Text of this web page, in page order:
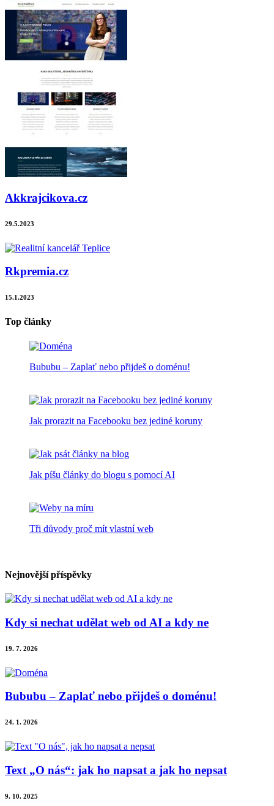
Akkrajcikova.cz
29.5.2023
Rkpremia.cz
15.1.2023
Top články
Bububu – Zaplať nebo přijdeš o doménu!
Jak prorazit na Facebooku bez jediné koruny
Jak píšu články do blogu s pomocí AI
Tři důvody proč mít vlastní web
Nejnovější příspěvky
Kdy si nechat udělat web od AI a kdy ne
19. 7. 2026
Bububu – Zaplať nebo přijdeš o doménu!
24. 1. 2026
Text „O nás“: jak ho napsat a jak ho nepsat
9. 10. 2025